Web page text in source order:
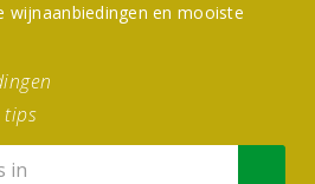
wijnaanbiedingen en mooiste
tips